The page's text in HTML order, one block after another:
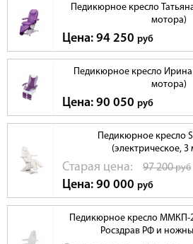
Педикюрное кресло
мотора)
Цена: 94 250 руб
Педикюрное кресло Ирина
мотора)
Цена: 90 050 руб
Педикюрное кресло
(электрическое, 3
Cтарая цена: 97 200руб
Цена: 90 000 руб
Педикюрное кресло ММКП-2
Росздрав РФ и